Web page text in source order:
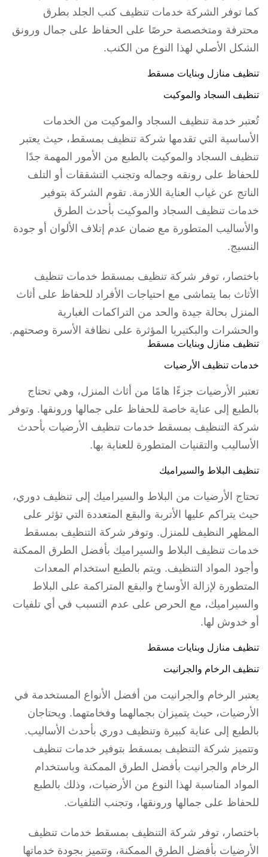
كما توفر الشركة خدمات تنظيف كنب الجلد بطرق
محترفة ومتخصصة حرصًا على الحفاظ على جمال ورونق
الشكل الأصلي لهذا النوع من الكنب.
تنظيف منازل وبنايات مسقط
تنظيف السجاد والموكيت
تُعتبر خدمة تنظيف السجاد والموكيت من الخدمات
الأساسية التي تقدمها شركة تنظيف بمسقط، حيث يعتبر
تنظيف السجاد والموكيت بالطبع من الأمور المهمة جدًا
للحفاظ على رونقه وجماله وتجنب التشققات أو التلف
الناتج عن غياب العناية اللازمة. تقوم الشركة بتوفير
خدمات تنظيف السجاد والموكيت بأحدث الطرق
والأساليب المتطورة مع ضمان عدم إتلاف الألوان أو جودة
النسيج.
باختصار، توفر شركة تنظيف بمسقط خدمات تنظيف
الأثاث بما يتماشى مع احتياجات الأفراد للحفاظ على أثاث
المنزل بحالة جيدة والحد من التراكمات الغبارية
والحشرات والبكتيريا المؤثرة على نظافة الأسرة وصحتهم.
تنظيف منازل وبنايات مسقط
خدمات تنظيف الأرضيات
تعتبر الأرضيات جزءًا هامًا من أثاث المنزل، وهي تحتاج
بالطبع إلى عناية خاصة للحفاظ على جمالها ورونقها. وتوفر
شركة التنظيف بمسقط خدمات تنظيف الأرضيات بأحدث
الأساليب والتقنيات المتطورة للعناية بها.
تنظيف البلاط والسيراميك
تحتاج الأرضيات من البلاط والسيراميك إلى تنظيف دوري،
حيث يتراكم عليها الأتربة والبقع المتعددة التي تؤثر على
المظهر النظيف للمنزل. وتوفر شركة التنظيف بمسقط
خدمات تنظيف البلاط والسيراميك بأفضل الطرق الممكنة
وأجود المواد التنظيف. ويتم بالطبع استخدام المعدات
المتطورة لإزالة الأوساخ والبقع المتراكمة على البلاط
والسيراميك، مع الحرص على عدم التسبب في أي تلفيات
أو خدوش لها.
تنظيف منازل وبنايات مسقط
تنظيف الرخام والجرانيت
يعتبر الرخام والجرانيت من أفضل الأنواع المستخدمة في
الأرضيات، حيث يتميزان بجمالهما وفخامتهما. ويحتاجان
بالطبع إلى عناية كبيرة وتنظيف دوري بأحدث الأساليب.
وتتميز شركة التنظيف بمسقط بتوفير خدمات تنظيف
الرخام والجرانيت بأفضل الطرق الممكنة وباستخدام
المواد المناسبة لهذا النوع من الأرضيات، وذلك بالطبع
للحفاظ على جمالها ورونقها، وتجنب التلفيات.
باختصار، توفر شركة التنظيف بمسقط خدمات تنظيف
الأرضيات بأفضل الطرق الممكنة، وتتميز بجودة خدماتها